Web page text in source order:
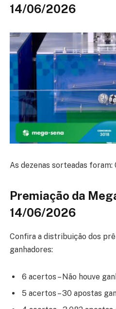
14/06/2026
As dezenas sorteadas foram:
Premiação da
14/06/2026
Confira a distribuição dos
ganhadores:
6 acertos – Não houve
5 acertos – 30 apostas